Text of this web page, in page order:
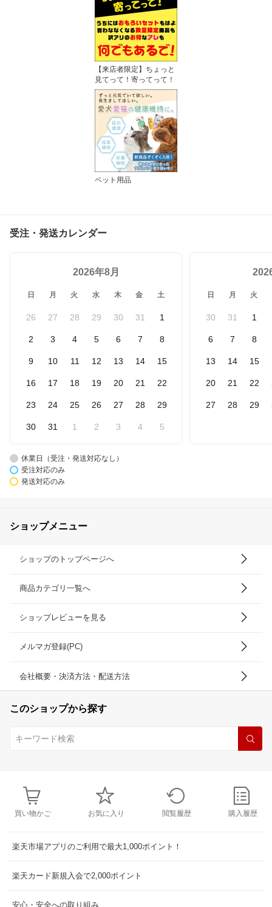
【来店者限定】ちょっと
見てって！寄ってって！
ペット用品
受注・発送カレンダー
2026年8月
日 月 火 水 木 金 土
26 27 28 29 30 31 1
2 3 4 5 6 7 8
9 10 11 12 13 14 15
16 17 18 19 20 21 22
23 24 25 26 27 28 29
30 31 1 2 3 4 5
日 月 火
30 31 1
6 7 8
13 14 15
20 21 22
27 28 29
休業日（受注・発送対応なし）
受注対応のみ
発送対応のみ
ショップメニュー
ショップのトップページへ
商品カテゴリ一覧へ
ショップレビューを見る
メルマガ登録(PC)
会社概要・決済方法・配送方法
このショップから探す
買い物かご お気に入り 閲覧履歴 購入履歴
楽天市場アプリのご利用で最大1,000ポイント！
楽天カード新規入会で2,000ポイント
安心・安全への取り組み